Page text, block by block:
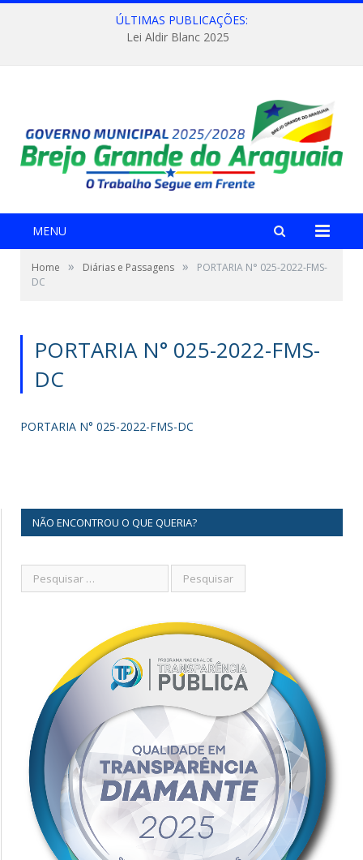
ÚLTIMAS PUBLICAÇÕES:
Lei Aldir Blanc 2025
MENU
Home » Diárias e Passagens »
PORTARIA N° 025-2022-FMS-
DC
PORTARIA N° 025-2022-FMS-
DC
PORTARIA N° 025-2022-FMS-DC
NÃO ENCONTROU O QUE QUERIA?